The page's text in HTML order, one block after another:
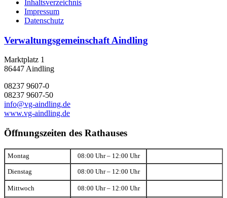
Inhaltsverzeichnis
Impressum
Datenschutz
Verwaltungsgemeinschaft Aindling
Marktplatz 1
86447 Aindling
08237 9607-0
08237 9607-50
info@vg-aindling.de
www.vg-aindling.de
Öffnungszeiten des Rathauses
Montag 08:00 Uhr – 12:00 Uhr
Dienstag 08:00 Uhr – 12:00 Uhr
Mittwoch 08:00 Uhr – 12:00 Uhr